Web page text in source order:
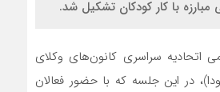
مبارزه با کار کودکان تشکیل شد.
اتحادیه سراسری کانون‌های وکلای
در این جلسه که با حضور فعالان